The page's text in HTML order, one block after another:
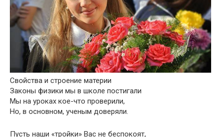
Свойства и строение материи
Законы физики мы в школе постигали
Мы на уроках кое-что проверили,
Но, в основном, ученым доверяли.
Пусть наши «тройки» Вас не беспокоят,